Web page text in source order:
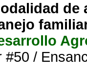
#50 /